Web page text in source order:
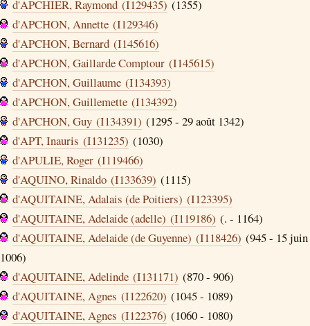
d'APCHIER, Raymond (I129435) (1355)
d'APCHON, Annette (I129346)
d'APCHON, Bernard (I145616)
d'APCHON, Gaillarde Comptour (I145615)
d'APCHON, Guillaume (I134393)
d'APCHON, Guillemette (I134392)
d'APCHON, Guy (I134391) (1295 - 29 août 1342)
d'APT, Inauris (I131235) (1030)
d'APULIE, Roger (I119466)
d'AQUINO, Rinaldo (I133639) (1115)
d'AQUITAINE, Adalais (de Poitiers) (I123395)
d'AQUITAINE, Adelaide (adelle) (I119186) (. - 1164)
d'AQUITAINE, Adelaide (de Guyenne) (I118426) (945 - 15 juin
1006)
d'AQUITAINE, Adelinde (I131171) (870 - 906)
d'AQUITAINE, Agnes (I122620) (1045 - 1089)
d'AQUITAINE, Agnes (I122376) (1060 - 1080)